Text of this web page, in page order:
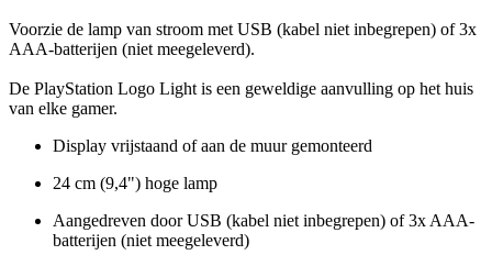
Voorzie de lamp van stroom met USB (kabel niet inbegrepen) of 3x
AAA-batterijen (niet meegeleverd).
De PlayStation Logo Light is een geweldige aanvulling op het huis
van elke gamer.
Display vrijstaand of aan de muur gemonteerd
24 cm (9,4") hoge lamp
Aangedreven door USB (kabel niet inbegrepen) of 3x AAA-
batterijen (niet meegeleverd)